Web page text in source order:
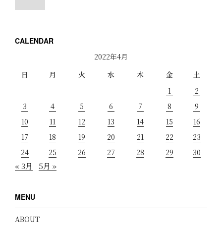
CALENDAR
2022年4月
日
月 火 水 木 金
土
1
2
3
4 5 6 7 8
9
10
11 12 13 14 15
16
17
18 19 20 21 22
23
24
25 26 27 28 29 30
« 3月 5月 »
MENU
ABOUT